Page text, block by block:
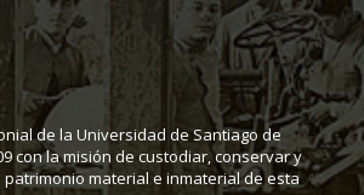
de la Universidad de Santiago de
con la misión de custodiar, conservar y
material e inmaterial de esta